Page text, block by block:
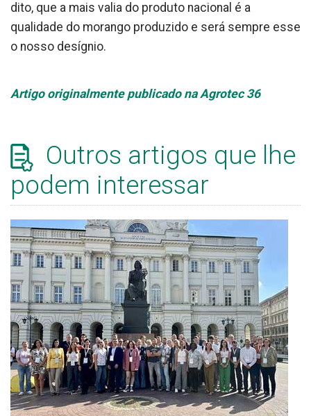
dito, que a mais valia do produto nacional é a
qualidade do morango produzido e será sempre esse
o nosso desígnio.
Artigo originalmente publicado na Agrotec 36
Outros artigos que lhe
podem interessar